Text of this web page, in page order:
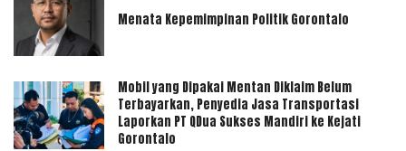
Menata Kepemimpinan Politik Gorontalo
Mobil yang Dipakai Mentan Diklaim Belum
Terbayarkan, Penyedia Jasa Transportasi
Laporkan PT QDua Sukses Mandiri ke Kejati
Gorontalo